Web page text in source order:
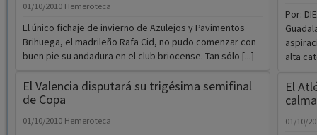
01/10/2010 Hemeroteca
El único fichaje de invierno de Azulejos y Pavimentos
Brihuega, el madrileño Rafa Cid, no pudo comenzar con
buen pie su andadura en el club briocense. Tan sólo [...]
El Valencia disputará su trigésima semifinal
de Copa
01/10/2010 Hemeroteca
Por:
alta
El
01/10/